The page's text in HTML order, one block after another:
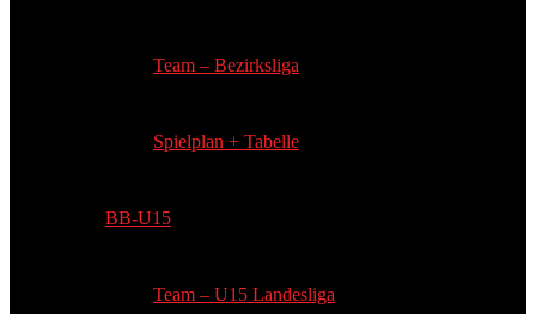
Team – Bezirksliga
Spielplan + Tabelle
BB-U15
Team – U15 Landesliga